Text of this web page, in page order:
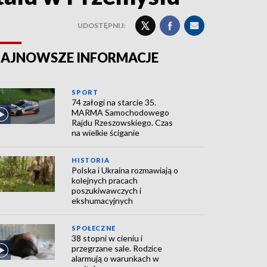
UDOSTĘPNIJ:
INFORMACJE
SPORT
74 załogi na starcie 35.
MARMA Samochodowego
Rajdu Rzeszowskiego. Czas
na wielkie ściganie
HISTORIA
Polska i Ukraina rozmawiają o
kolejnych pracach
poszukiwawczych i
ekshumacyjnych
SPOŁECZNE
38 stopni w cieniu i
przegrzane sale. Rodzice
alarmują o warunkach w